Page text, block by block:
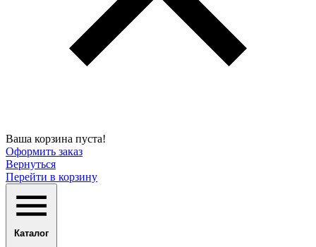
Ваша корзина пуста!
Оформить заказ
Вернуться
Перейти в корзину
Каталог